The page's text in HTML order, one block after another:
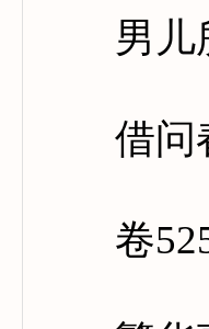
男儿所
借问春
卷